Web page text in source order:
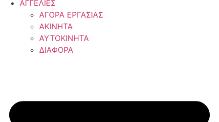
ΑΓΓΕΛΙΕΣ
ΑΓΟΡΑ ΕΡΓΑΣΙΑΣ
ΑΚΙΝΗΤΑ
ΑΥΤΟΚΙΝΗΤΑ
ΔΙΑΦΟΡΑ